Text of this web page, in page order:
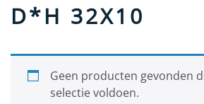
Doelgroep
Dames
D*H 32X10
Geen producten gevonden
selectie voldoen.